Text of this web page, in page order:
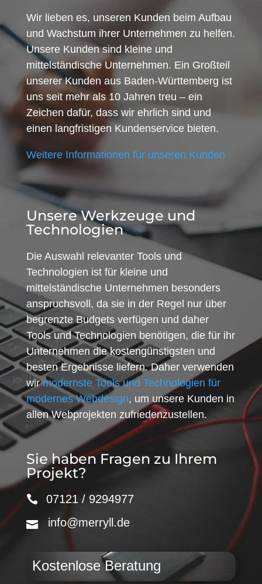
Wir lieben es, unseren Kunden beim Aufbau
und Wachstum ihrer Unternehmen zu helfen.
Unsere Kunden sind kleine und
mittelständische Unternehmen. Ein Großteil
unserer Kunden aus Baden-Württemberg ist
uns seit mehr als 10 Jahren treu – ein
Zeichen dafür, dass wir ehrlich sind und
einen langfristigen Kundenservice bieten.
Weitere Informationen für unseren Kunden
Unsere Werkzeuge und
Technologien
Die Auswahl relevanter Tools und
Technologien ist für kleine und
mittelständische Unternehmen besonders
anspruchsvoll, da sie in der Regel nur über
begrenzte Budgets verfügen und daher
Tools und Technologien benötigen, die für ihr
Unternehmen die kostengünstigsten und
besten Ergebnisse liefern. Daher verwenden
wirmodernste Tools und Technologien für
modernes Webdesign, um unsere Kunden in
allen Webprojekten zufriedenzustellen.
Sie haben Fragen zu Ihrem
Projekt?
07121 / 9294977
info@merryll.de
Kostenlose Beratung